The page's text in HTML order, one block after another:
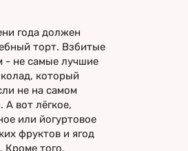
года должен
торт. Взбитые
- не самые лучшие
который
не на самом
А вот лёгкое,
или йогуртовое
фруктов и ягод
Кроме того,